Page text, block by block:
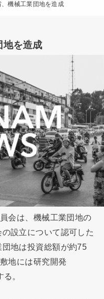
、機械工業団地を造成
地を造成
会は、機械工業団地の
設立について認可した
地は投資総額が約75
地には研究開発
。